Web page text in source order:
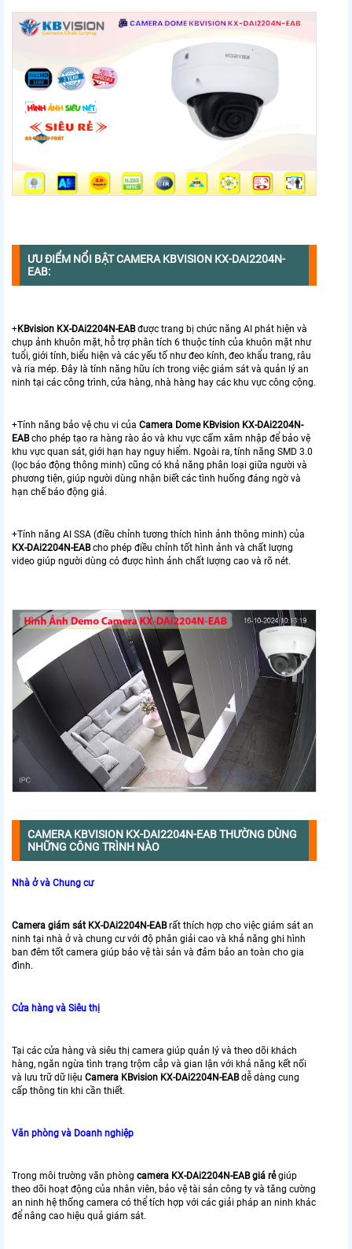
ƯU ĐIỂM NỔI BẬT CAMERA KBVISION KX-DAI2204N-
EAB:
+KBvision KX-DAi2204N-EABđược trang bị chức năng AI phát hiện và
chụp ảnh khuôn mặt, hỗ trợ phân tích 6 thuộc tính của khuôn mặt như
tuổi, giới tính, biểu hiện và các yếu tố như đeo kính, đeo khẩu trang, râu
và ria mép. Đây là tính năng hữu ích trong việc giám sát và quản lý an
ninh tại các công trình, cửa hàng, nhà hàng hay các khu vực công cộng.
+Tính năng bảo vệ chu vi của Camera Dome KBvision KX-DAi2204N-
EABcho phép tạo ra hàng rào ảo và khu vực cấm xâm nhập để bảo vệ
khu vực quan sát, giới hạn hay nguy hiểm. Ngoài ra, tính năng SMD 3.0
(lọc báo động thông minh) cũng có khả năng phân loại giữa người và
phương tiện, giúp người dùng nhận biết các tình huống đáng ngờ và
hạn chế báo động giả.
+Tính năng AI SSA (điều chỉnh tương thích hình ảnh thông minh) của
KX-DAi2204N-EABcho phép điều chỉnh tốt hình ảnh và chất lượng
video giúp người dùng có được hình ảnh chất lượng cao và rõ nét.
CAMERA KBVISION KX-DAI2204N-EAB THƯỜNG DÙNG
NHỮNG CÔNG TRÌNH NÀO
Nhà ở và Chung cư
Camera giám sát KX-DAi2204N-EABrất thích hợp cho việc giám sát an
ninh tại nhà ở và chung cư với độ phân giải cao và khả năng ghi hình
ban đêm tốt camera giúp bảo vệ tài sản và đảm bảo an toàn cho gia
đình.
Cửa hàng và Siêu thị
Tại các cửa hàng và siêu thị camera giúp quản lý và theo dõi khách
hàng, ngăn ngừa tình trạng trộm cắp và gian lận với khả năng kết nối
và lưu trữ dữ liệu Camera KBvision KX-DAi2204N-EABdễ dàng cung
cấp thông tin khi cần thiết.
Văn phòng và Doanh nghiệp
Trong môi trường văn phòng camera KX-DAi2204N-EAB giá rẻgiúp
theo dõi hoạt động của nhân viên, bảo vệ tài sản công ty và tăng cường
an ninh hệ thống camera có thể tích hợp với các giải pháp an ninh khác
để nâng cao hiệu quả giám sát.